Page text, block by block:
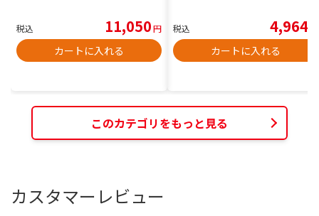
税込 11,050円
カートに入れる
税込 4,964
カートに入れる
このカテゴリをもっと見る
カスタマーレビュー